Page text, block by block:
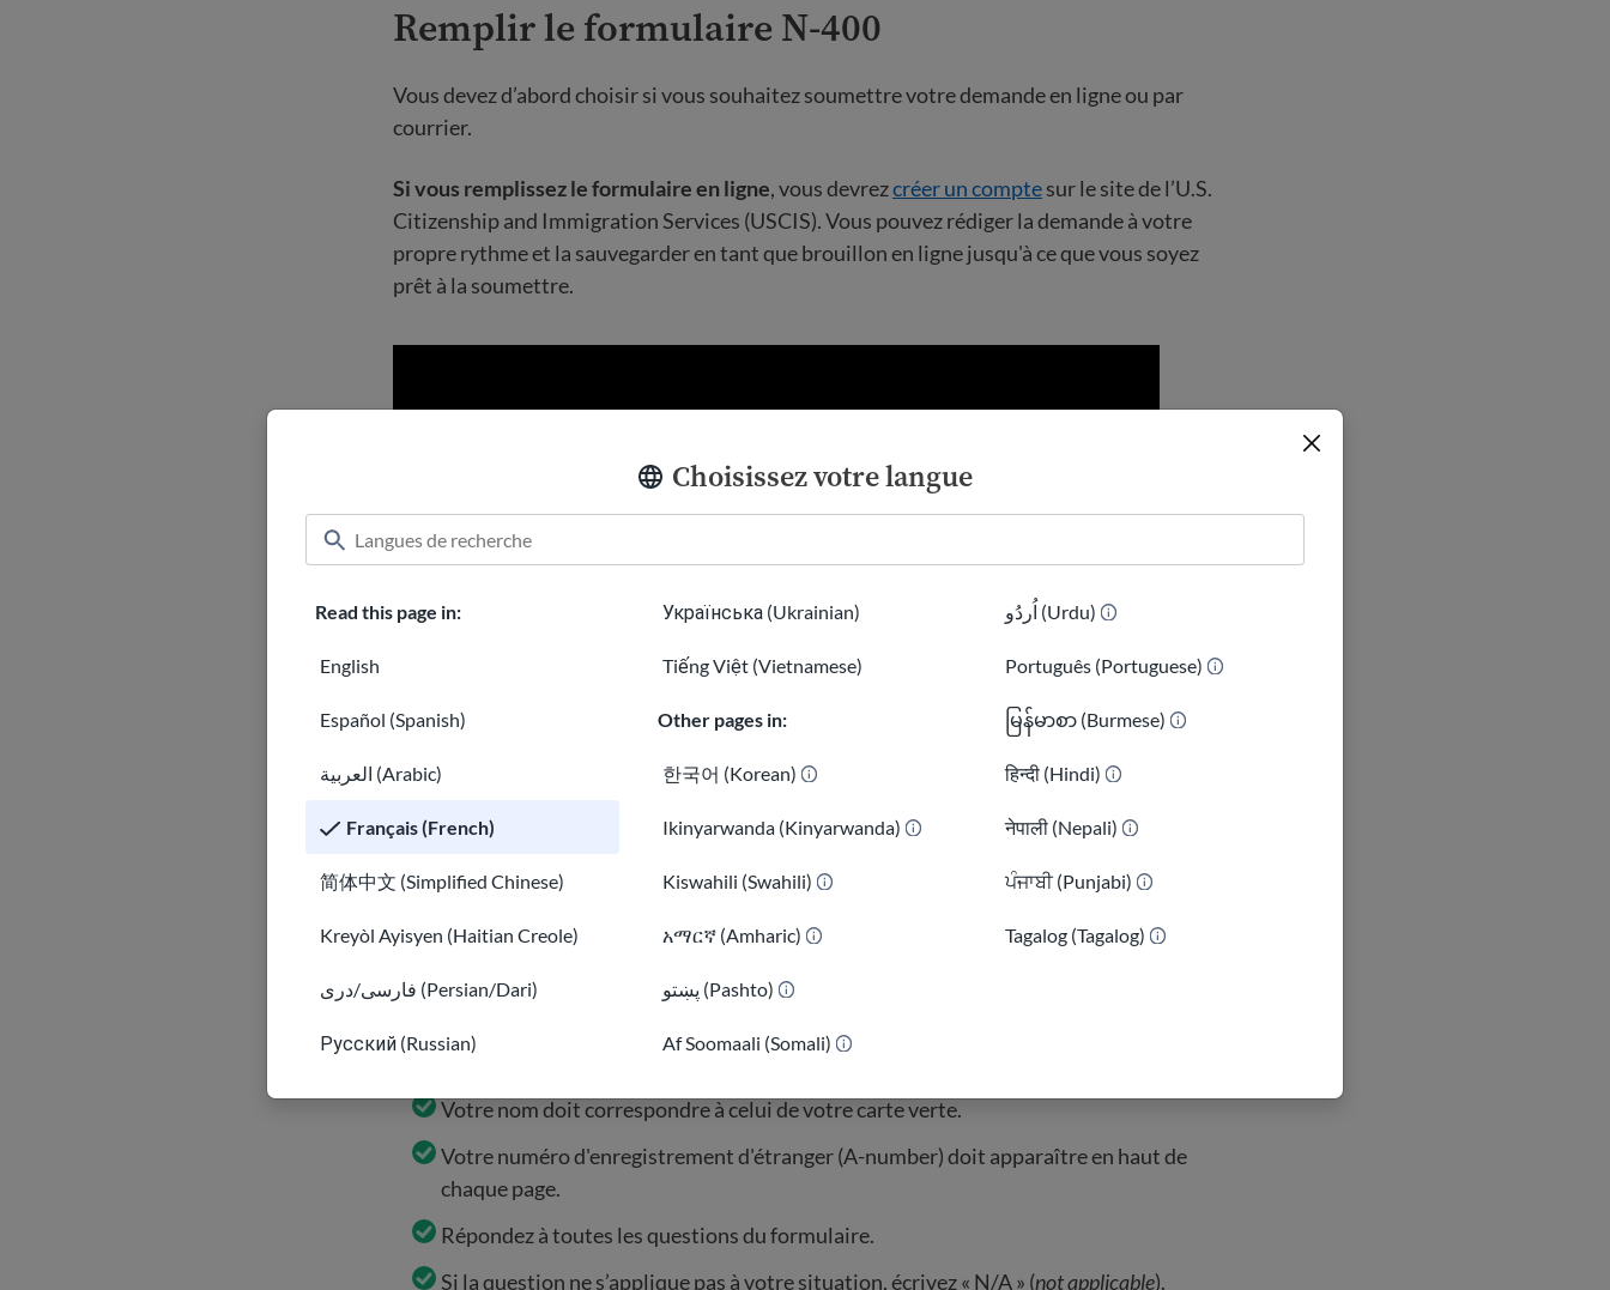
Choisissez votre langue
Read this page in:
English
Español (Spanish)
العربية (Arabic)
Français (French)
简体中文 (Simplified Chinese)
Kreyòl Ayisyen (Haitian Creole)
فارسی/دری (Persian/Dari)
Русский (Russian)
Українська (Ukrainian)
Tiếng Việt (Vietnamese)
Other pages in:
한국어 (Korean)
Ikinyarwanda (Kinyarwanda)
Kiswahili (Swahili)
አማርኛ (Amharic)
پښتو (Pashto)
Af Soomaali (Somali)
اُردُو (Urdu)
Português (Portuguese)
မြန်မာစာ (Burmese)
हिन्दी (Hindi)
नेपाली (Nepali)
ਪੰਜਾਬੀ (Punjabi)
Tagalog (Tagalog)
Remplir le formulaire N-400
Vous devez d’abord choisir si vous souhaitez soumettre votre demande en ligne ou par
courrier.
Si vous remplissez le formulaire en ligne, vous devrezcréer un comptesur le site de l’U.S.
Citizenship and Immigration Services (USCIS). Vous pouvez rédiger la demande à votre
propre rythme et la sauvegarder en tant que brouillon en ligne jusqu'à ce que vous soyez
prêt à la soumettre.
Si vous envoyez votre demande par courrier,vous pouvez utiliser le PDF duformulaire
Téléchargez-le et saisissez vos réponses.
Conseils pour remplir votre formulaire N-400 :
Votre nom doit correspondre à celui de votre carte verte.
Votre numéro d'enregistrement d'étranger (A-number) doit apparaître en haut de
chaque page.
Répondez à toutes les questions du formulaire.
Si la question ne s’applique pas à votre situation, écrivez « N/A » (not applicable).